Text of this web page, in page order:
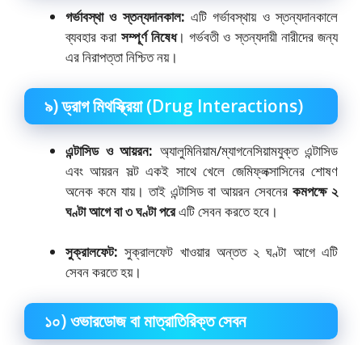
গর্ভাবস্থা ও স্তন্যদানকাল: এটি গর্ভাবস্থায় ও স্তন্যদানকালে
ব্যবহার করা সম্পূর্ণ নিষেধ। গর্ভবতী ও স্তন্যদায়ী নারীদের জন্য
এর নিরাপত্তা নিশ্চিত নয়।
৯) ড্রাগ মিথস্ক্রিয়া (Drug Interactions)
এন্টাসিড ও আয়রন: অ্যালুমিনিয়াম/ম্যাগনেসিয়ামযুক্ত এন্টাসিড
এবং আয়রন সল্ট একই সাথে খেলে জেমিফ্লক্সাসিনের শোষণ
অনেক কমে যায়।তাই এন্টাসিড বা আয়রন সেবনেরকমপক্ষে ২
ঘণ্টা আগে বা ৩ ঘণ্টা পরেএটি সেবন করতে হবে।
সুক্রালফেট: সুক্রালফেট খাওয়ার অন্তত ২ ঘণ্টা আগে এটি
সেবন করতে হয়।
১০) ওভারডোজ বা মাত্রাতিরিক্ত সেবন